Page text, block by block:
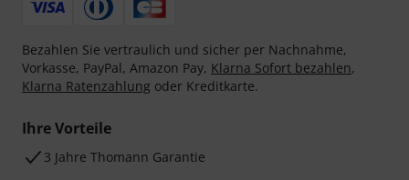
Bezahlen Sie vertraulich und sicher per Nachnahme,
Vorkasse, PayPal, Amazon Pay, Klarna Sofort bezahlen,
Klarna Ratenzahlung oder Kreditkarte.
Ihre Vorteile
3 Jahre Thomann Garantie